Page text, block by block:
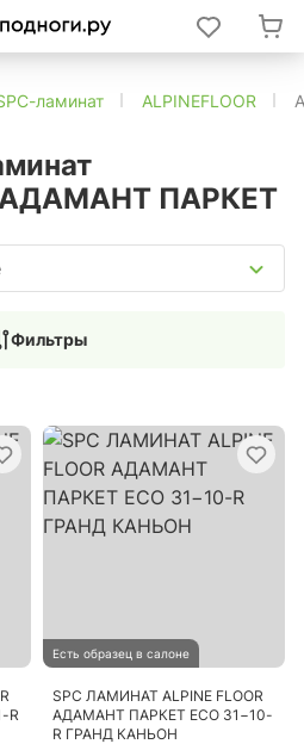
ламинат ALPINEFLOOR
АДАМАНТ ПАРКЕТ
Фильтры
R
Есть образец в салоне
SPC ЛАМИНАТ ALPINE FLOOR
АДАМАНТ ПАРКЕТ ECO 31−10-
R ГРАНД КАНЬОН